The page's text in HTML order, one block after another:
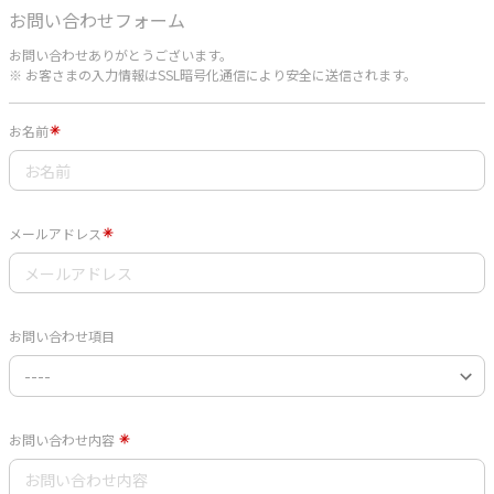
お問い合わせフォーム
お問い合わせありがとうございます。
※ お客さまの入力情報はSSL暗号化通信により安全に送信されます。
お名前
メールアドレス
お問い合わせ項目
お問い合わせ内容